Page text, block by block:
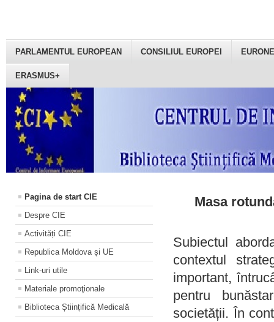
PARLAMENTUL EUROPEAN CONSILIUL EUROPEI
ERASMUS+
Pagina de start CIE
Despre CIE
Activități CIE
Republica Moldova și UE
Link-uri utile
Materiale promoţionale
Biblioteca Științifică Medicală
Masa
Subiectul
contextul
important,
pentru
societății. În